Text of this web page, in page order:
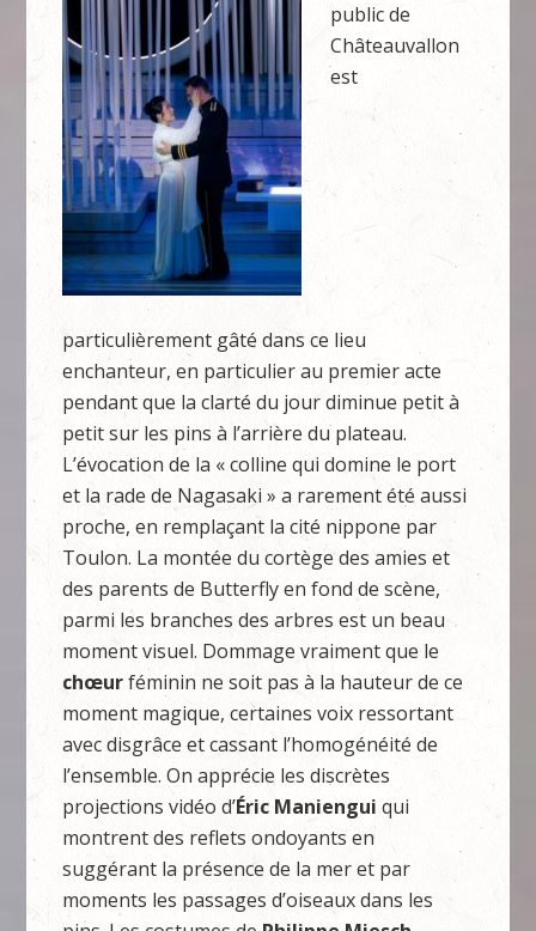
public de
Châteauvallon
est
particulièrement gâté dans ce lieu
enchanteur, en particulier au premier acte
pendant que la clarté du jour diminue petit à
petit sur les pins à l’arrière du plateau.
L’évocation de la « colline qui domine le port
et la rade de Nagasaki » a rarement été aussi
proche, en remplaçant la cité nippone par
Toulon. La montée du cortège des amies et
des parents de Butterfly en fond de scène,
parmi les branches des arbres est un beau
moment visuel. Dommage vraiment que le
chœurféminin ne soit pas à la hauteur de ce
moment magique, certaines voix ressortant
avec disgrâce et cassant l’homogénéité de
l’ensemble. On apprécie les discrètes
projections vidéo d’Éric Maniengui qui
montrent des reflets ondoyants en
suggérant la présence de la mer et par
moments les passages d’oiseaux dans les